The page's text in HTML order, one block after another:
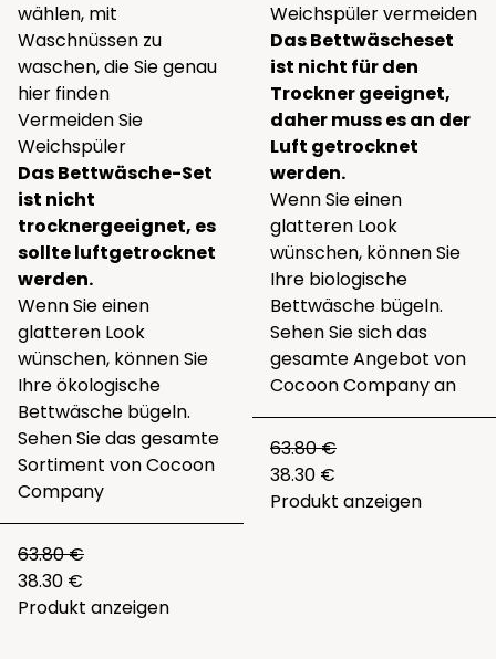
wählen, mit
Waschnüssen zu
waschen, die Sie genau
hier finden
Vermeiden Sie
Weichspüler
Das Bettwäsche-Set
ist nicht
trocknergeeignet, es
sollte luftgetrocknet
werden.
Wenn Sie einen
glatteren Look
wünschen, können Sie
Ihre ökologische
Bettwäsche bügeln.
Sehen Sie das gesamte
Sortiment von Cocoon
Company
63.80 €
38.30 €
Produkt anzeigen
Weichspüler vermeiden
Das Bettwäscheset
ist nicht für den
Trockner geeignet,
daher muss es an der
Luft getrocknet
werden.
Wenn Sie einen
glatteren Look
wünschen, können Sie
Ihre biologische
Bettwäsche bügeln.
Sehen Sie sich das
gesamteAngebot von
Cocoon Companyan
63.80 €
38.30 €
Produkt anzeigen